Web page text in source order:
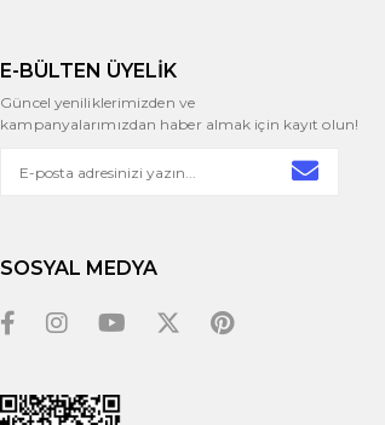
E-BÜLTEN ÜYELİK
Güncel yeniliklerimizden ve
kampanyalarımızdan haber almak için kayıt olun!
SOSYAL MEDYA